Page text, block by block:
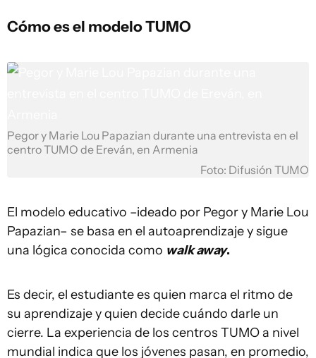
Cómo es el modelo TUMO
Pegor y Marie Lou Papazian durante una entrevista en el
centro TUMO de Ereván, en Armenia
Foto: Difusión TUMO
El modelo educativo –ideado por Pegor y Marie Lou
Papazian– se basa en el autoaprendizaje y sigue
una lógica conocida como walk away.
Es decir, el estudiante es quien marca el ritmo de
su aprendizaje y quien decide cuándo darle un
cierre. La experiencia de los centros TUMO a nivel
mundial indica que los jóvenes pasan, en promedio,